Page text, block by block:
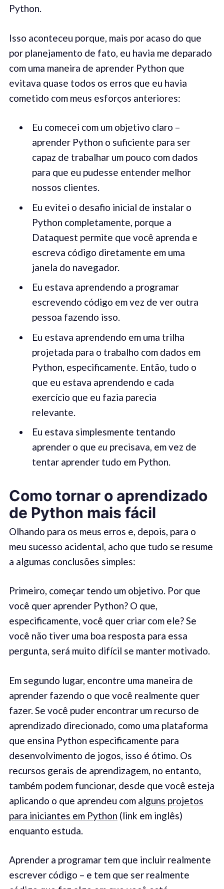
Python.
Isso aconteceu porque, mais por acaso do que
por planejamento de fato, eu havia me deparado
com uma maneira de aprender Python que
evitava quase todos os erros que eu havia
cometido com meus esforços anteriores:
Eu comecei com um objetivo claro –
aprender Python o suficiente para ser
capaz de trabalhar um pouco com dados
para que eu pudesse entender melhor
nossos clientes.
Eu evitei o desafio inicial de instalar o
Python completamente, porque a
Dataquest permite que você aprenda e
escreva código diretamente em uma
janela do navegador.
Eu estava aprendendo a programar
escrevendo código em vez de ver outra
pessoa fazendo isso.
Eu estava aprendendo em uma trilha
projetada para o trabalho com dados em
Python, especificamente. Então, tudo o
que eu estava aprendendo e cada
exercício que eu fazia parecia
relevante.
Eu estava simplesmente tentando
aprender o que euprecisava, em vez de
tentar aprender tudo em Python.
Como tornar o aprendizado
de Python mais fácil
Olhando para os meus erros e, depois, para o
meu sucesso acidental, acho que tudo se resume
a algumas conclusões simples:
Primeiro, começar tendo um objetivo. Por que
você quer aprender Python? O que,
especificamente, você quer criar com ele? Se
você não tiver uma boa resposta para essa
pergunta, será muito difícil se manter motivado.
Em segundo lugar, encontre uma maneira de
aprender fazendo o que você realmente quer
fazer. Se você puder encontrar um recurso de
aprendizado direcionado, como uma plataforma
que ensina Python especificamente para
desenvolvimento de jogos, isso é ótimo. Os
recursos gerais de aprendizagem, no entanto,
também podem funcionar, desde que você esteja
aplicando o que aprendeu com alguns projetos
para iniciantes em Python (link em inglês)
enquanto estuda.
Aprender a programar tem que incluir realmente
escrever código – e tem que ser realmente